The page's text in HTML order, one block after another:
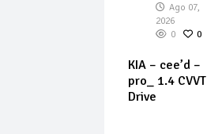
Ago 07,
2026
0
0
KIA – cee’d –
pro_ 1.4 CVVT
Drive